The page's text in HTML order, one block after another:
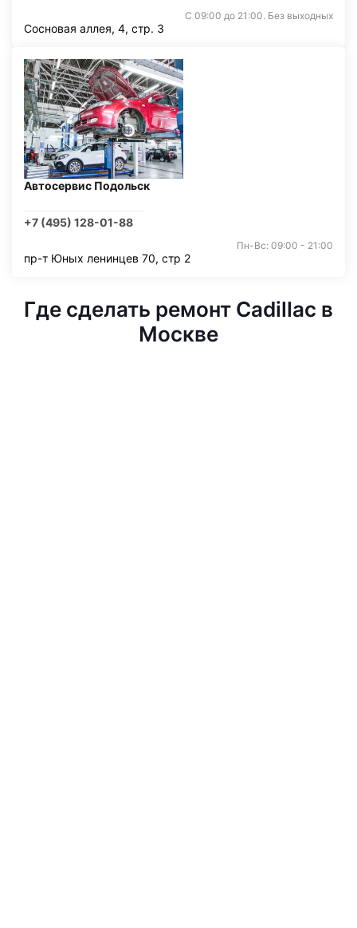
С 09:00 до 21:00. Без выходных
Сосновая аллея, 4, стр. 3
Автосервис Подольск
+7 (495) 128-01-88
Пн-Вс: 09:00 - 21:00
пр-т Юных ленинцев 70, стр 2
Где сделать ремонт Cadillac в
Москве